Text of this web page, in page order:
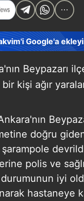
Google'a
Beypazarı
kişi ağır
doğru
şarampole
polis ve
durumunun iyi
hastaneye